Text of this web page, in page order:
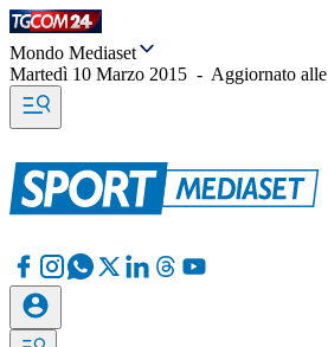
Mondo Mediaset
Martedì 10 Marzo 2015 - Aggiornato alle